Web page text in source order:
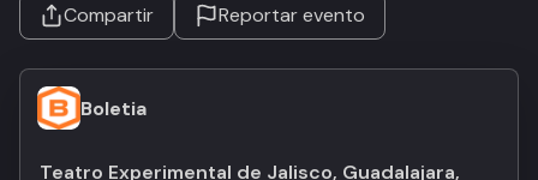
Compartir Reportar evento
Boletia
Teatro Experimental de Jalisco, Guadalajara,